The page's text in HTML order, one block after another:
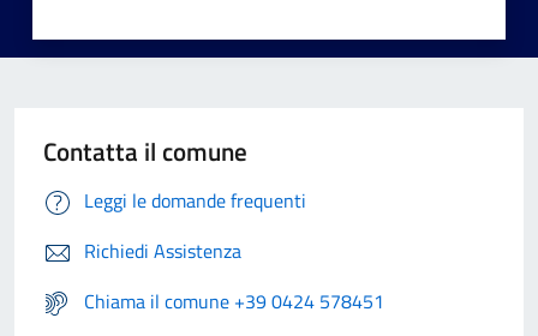
Contatta il comune
Leggi le domande frequenti
Richiedi Assistenza
Chiama il comune +39 0424 578451